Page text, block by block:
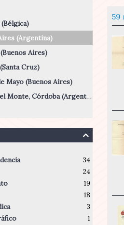
(Argentina)
Aires)
Cruz)
Mayo (Buenos Aires)
Capilla del Monte, Córdoba (Argentina)
34
24
19
18
3
1
59